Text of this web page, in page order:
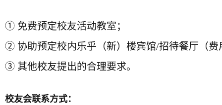
① 免费预定校友活动教室；
② 协助预定校内乐乎（新）楼宾馆/招待餐厅（费
③ 其他校友提出的合理要求。
校友会联系方式：